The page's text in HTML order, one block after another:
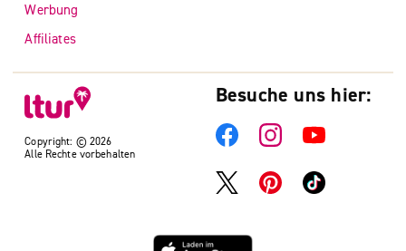
Copyright: © 2026
Alle Rechte vorbehalten
Werbung
Affiliates
Besuche uns hier: